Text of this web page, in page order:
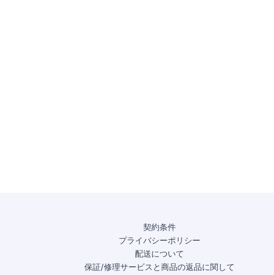
契約条件
プライバシーポリシー
配送について
保証/修理サービスと商品の返品に関して